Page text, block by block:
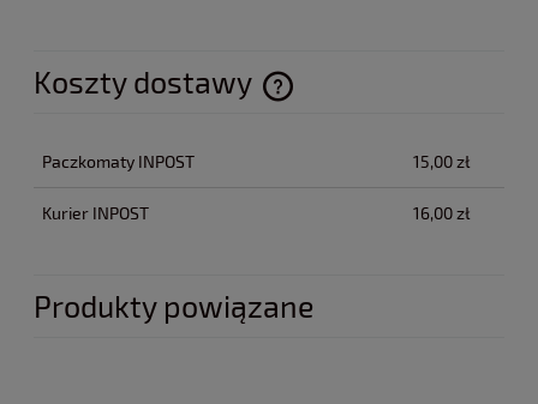
Koszty dostawy
Cena nie zawiera ewentualnych kosztów płatności
Paczkomaty INPOST 15,00 zł
Kurier INPOST 16,00 zł
Produkty powiązane